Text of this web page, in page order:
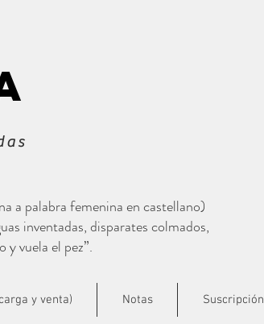
y venta) Notas Suscripción
a palabra femenina en castellano)
inventadas, disparates colmados,
y vuela el pez”.